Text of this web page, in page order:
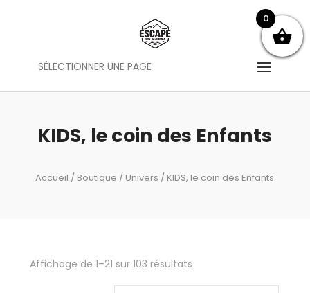
SÉLECTIONNER UNE PAGE
KIDS, le coin des Enfants
Accueil / Boutique / Univers / KIDS, le coin des Enfants
Affichage de 1–21 sur 103 résultats
0